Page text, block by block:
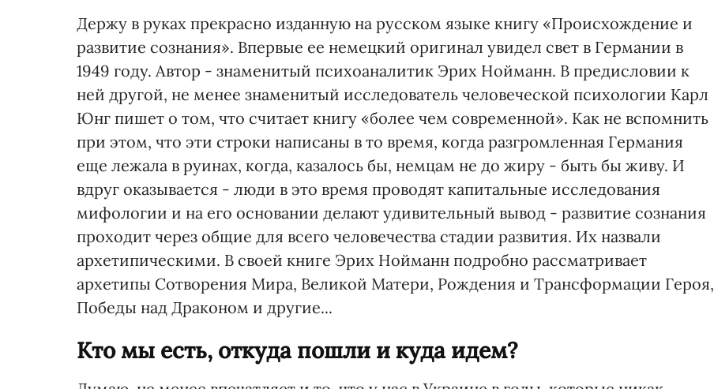
Держу в руках прекрасно изданную на русском языке книгу «Происхождение и
развитие сознания». Впервые ее немецкий оригинал увидел свет в Германии в
1949 году. Автор - знаменитый психоаналитик Эрих Нойманн. В предисловии к
ней другой, не менее знаменитый исследователь человеческой психологии Карл
Юнг пишет о том, что считает книгу «более чем современной». Как не вспомнить
при этом, что эти строки написаны в то время, когда разгромленная Германия
еще лежала в руинах, когда, казалось бы, немцам не до жиру - быть бы живу. И
вдруг оказывается - люди в это время проводят капитальные исследования
мифологии и на его основании делают удивительный вывод - развитие сознания
проходит через общие для всего человечества стадии развития. Их назвали
архетипическими. В своей книге Эрих Нойманн подробно рассматривает
архетипы Сотворения Мира, Великой Матери, Рождения и Трансформации Героя,
Победы над Драконом и другие...
Кто мы есть, откуда пошли и куда идем?